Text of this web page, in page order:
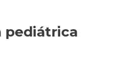
pediátrica